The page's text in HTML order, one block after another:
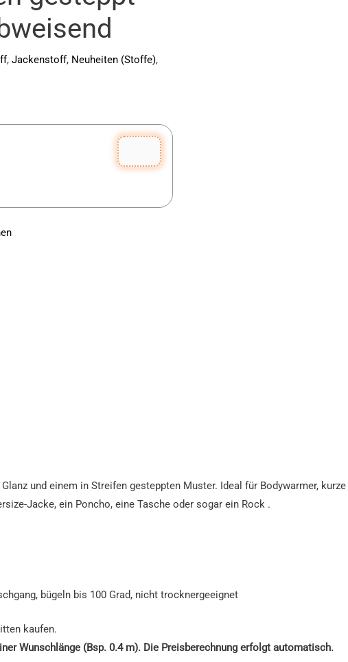
, Jackenstoff, Neuheiten (Stoffe),
und einem in Streifen gesteppten Muster. Ideal für Bodywarmer,
Jacke, ein Poncho, eine Tasche oder sogar ein Rock .
bügeln bis 100 Grad, nicht trocknergeeignet
kaufen.
Wunschlänge (Bsp. 0.4 m). Die Preisberechnung erfolgt automatisch.